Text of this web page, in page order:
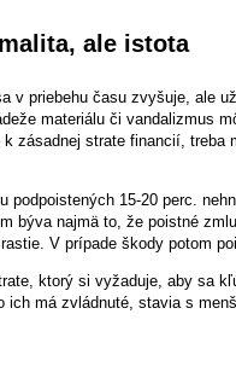
ale istota
v priebehu času zvyšuje, ale
materiálu či vandalizmus
zásadnej strate financií, treba
podpoistených 15-20 perc.
býva najmä to, že poistné
V prípade škody potom
ktorý si vyžaduje, aby sa
ich má zvládnuté, stavia s